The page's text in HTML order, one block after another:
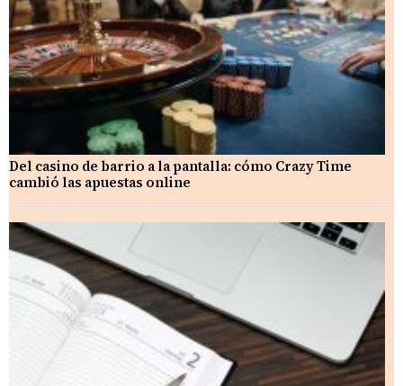
Del casino de barrio a la pantalla: cómo Crazy Time
cambió las apuestas online